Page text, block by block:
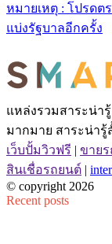
หมายเหตุ : โปรด
แบ่งรัฐบาลอีกครั้ง
แหล่งรวมสาระน่า
มากมาย สาระน่ารู้
เว็บปั้มวิวฟรี | ขาย
สินเชื่อรถยนต์ |
© copyright 2026
Recent posts